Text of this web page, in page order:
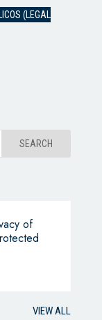
(LEGAL
of
VIEW ALL